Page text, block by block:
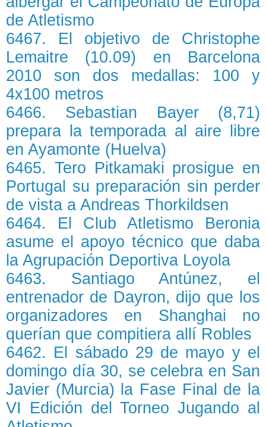
de Atletismo
6467. El objetivo de Christophe
Lemaitre (10.09) en Barcelona
2010 son dos medallas: 100 y
4x100 metros
6466. Sebastian Bayer (8,71)
prepara la temporada al aire libre
en Ayamonte (Huelva)
6465. Tero Pitkamaki prosigue en
Portugal su preparación sin perder
de vista a Andreas Thorkildsen
6464. El Club Atletismo Beronia
asume el apoyo técnico que daba
la Agrupación Deportiva Loyola
6463. Santiago Antúnez, el
entrenador de Dayron, dijo que los
organizadores en Shanghai no
querían que compitiera allí Robles
6462. El sábado 29 de mayo y el
domingo día 30, se celebra en San
Javier (Murcia) la Fase Final de la
VI Edición del Torneo Jugando al